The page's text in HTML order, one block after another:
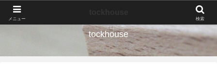
tockhouse
メニュー 検索